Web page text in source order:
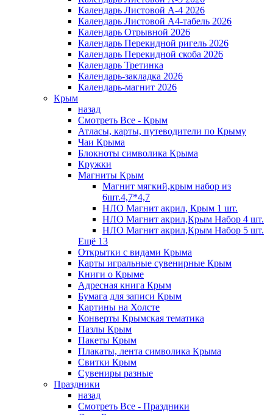
Календарь Листовой А-4 2026
Календарь Листовой А4-табель 2026
Календарь Отрывной 2026
Календарь Перекидной ригель 2026
Календарь Перекидной скоба 2026
Календарь Третинка
Календарь-закладка 2026
Календарь-магнит 2026
Крым
назад
Смотреть Все - Крым
Атласы, карты, путеводители по Крыму
Чаи Крыма
Блокноты символика Крыма
Кружки
Магниты Крым
Магнит мягкий,крым набор из
6шт.4,7*4,7
НЛО Магнит акрил, Крым 1 шт.
НЛО Магнит акрил,Крым Набор 4 шт.
НЛО Магнит акрил,Крым Набор 5 шт.
Ещё 13
Открытки с видами Крыма
Карты игральные сувенирные Крым
Книги о Крыме
Адресная книга Крым
Бумага для записи Крым
Картины на Холсте
Конверты Крымская тематика
Пазлы Крым
Пакеты Крым
Плакаты, лента символика Крыма
Свитки Крым
Сувениры разные
Праздники
назад
Смотреть Все - Праздники